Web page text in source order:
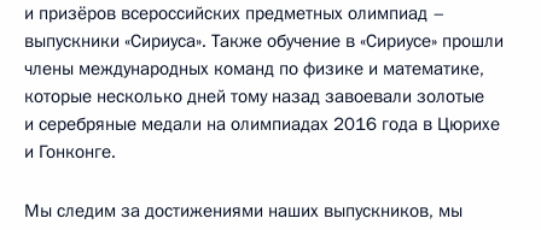
и призёров всероссийских предметных олимпиад –
выпускники «Сириуса». Также обучение в «Сириусе» прошли
члены международных команд по физике и математике,
которые несколько дней тому назад завоевали золотые
и серебряные медали на олимпиадах 2016 года в Цюрихе
и Гонконге.
Мы следим за достижениями наших выпускников, мы